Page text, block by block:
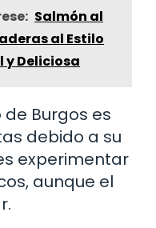
Salmón al
al Estilo
y Deliciosa
Burgos es
debido a su
experimentar
aunque el